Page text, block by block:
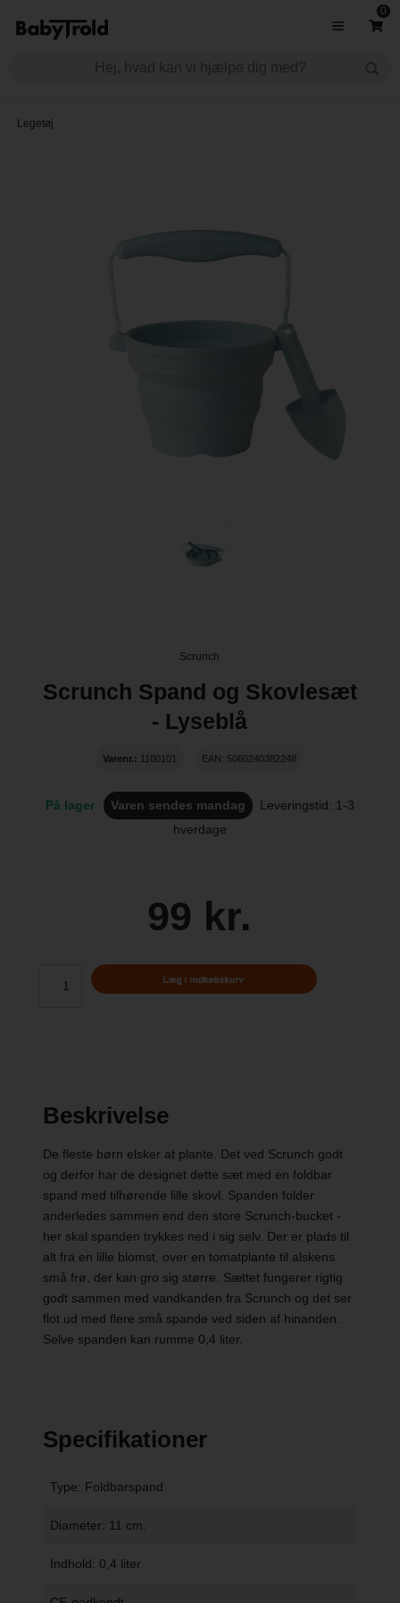
0
Legetøj
Scrunch
Scrunch Spand og Skovlesæt
- Lyseblå
Varenr.: 1100101 EAN: 5060240382248
På lager Varen sendes mandag
Leveringstid: 1-3
hverdage
99 kr.
Beskrivelse
De fleste børn elsker at plante. Det ved Scrunch godt
og derfor har de designet dette sæt med en foldbar
spand med tilhørende lille skovl. Spanden folder
anderledes sammen end den store Scrunch-bucket -
her skal spanden trykkes ned i sig selv. Der er plads til
alt fra en lille blomst, over en tomatplante til alskens
små frø, der kan gro sig større. Sættet fungerer rigtig
godt sammen med vandkanden fra Scrunch og det ser
flot ud med flere små spande ved siden af hinanden.
Selve spanden kan rumme 0,4 liter.
Specifikationer
Type: Foldbarspand
Diameter: 11 cm.
Indhold: 0,4 liter